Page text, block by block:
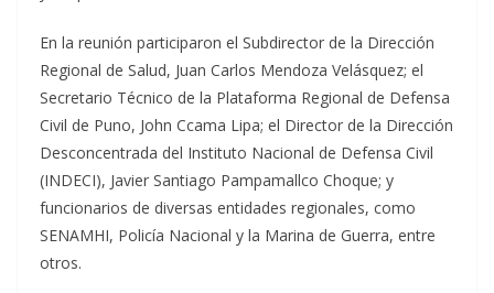
En la reunión participaron el Subdirector de la Dirección
Regional de Salud, Juan Carlos Mendoza Velásquez; el
Secretario Técnico de la Plataforma Regional de Defensa
Civil de Puno, John Ccama Lipa; el Director de la Dirección
Desconcentrada del Instituto Nacional de Defensa Civil
(INDECI), Javier Santiago Pampamallco Choque; y
funcionarios de diversas entidades regionales, como
SENAMHI, Policía Nacional y la Marina de Guerra, entre
otros.